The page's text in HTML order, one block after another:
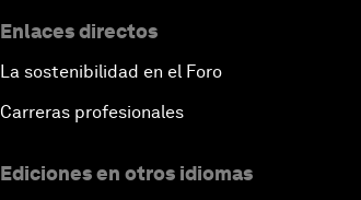
Enlaces directos
La sostenibilidad en el Foro
Carreras profesionales
Ediciones en otros idiomas